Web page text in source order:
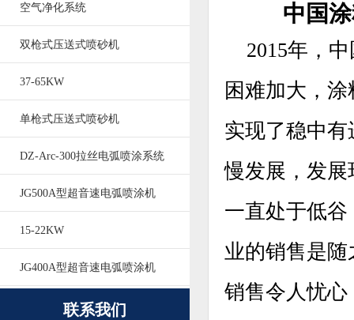
1
空气净化系统
双枪式压送式喷砂机
37-65KW
单枪式压送式喷砂机
DZ-Arc-300拉丝电弧喷涂系统
JG500A型超音速电弧喷涂机
15-22KW
JG400A型超音速电弧喷涂机
联系我们
中国
2015年，
困难加大，
实现了稳中
慢发展，发
一直处于低
业的销售是
销售令人忧